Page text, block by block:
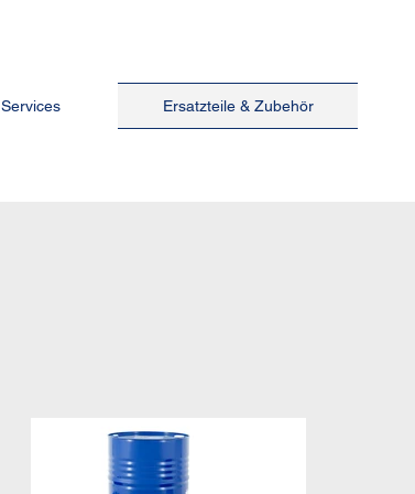
Services Ersatzteile & Zubehör